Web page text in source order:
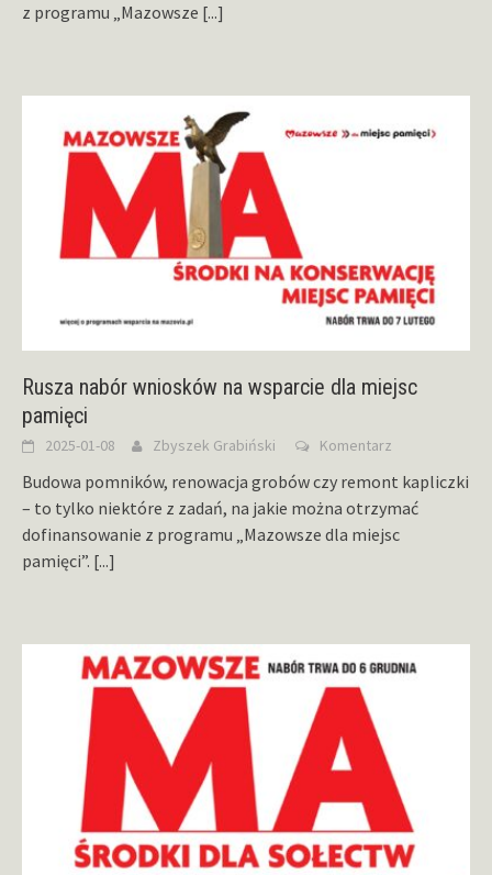
z programu „Mazowsze [...]
Rusza nabór wniosków na wsparcie dla miejsc
pamięci
2025-01-08 Zbyszek Grabiński Komentarz
Budowa pomników, renowacja grobów czy remont kapliczki
– to tylko niektóre z zadań, na jakie można otrzymać
dofinansowanie z programu „Mazowsze dla miejsc
pamięci”. [...]